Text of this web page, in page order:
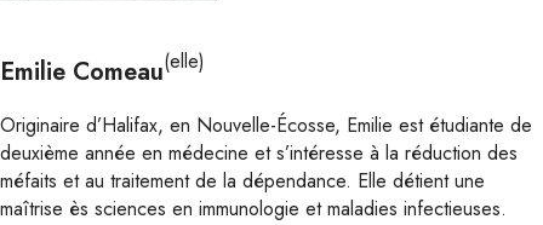
Emilie Comeau(elle)
Originaire d’Halifax, en Nouvelle-Écosse, Emilie est étudiante de
deuxième année en médecine et s’intéresse à la réduction des
méfaits et au traitement de la dépendance. Elle détient une
maîtrise ès sciences en immunologie et maladies infectieuses.